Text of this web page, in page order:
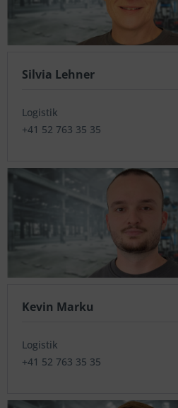
Silvia Lehner
Logistik
+41 52 763 35 35
Kevin Marku
Logistik
+41 52 763 35 35